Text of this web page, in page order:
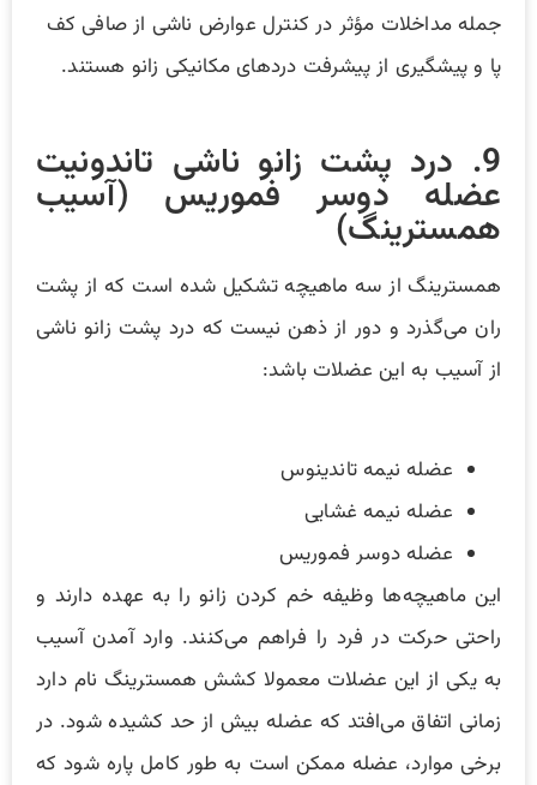
جمله مداخلات مؤثر در کنترل عوارض ناشی از صافی کف
پا و پیشگیری از پیشرفت دردهای مکانیکی زانو هستند.
9. درد پشت زانو ناشی تاندونیت
عضله دوسر فموریس (آسیب
همسترینگ)
همسترینگ از سه ماهیچه تشکیل شده است که از پشت
ران می‌گذرد و دور از ذهن نیست که درد پشت زانو ناشی
از آسیب به این عضلات باشد:
عضله نیمه تاندینوس
عضله نیمه غشایی
عضله دوسر فموریس
این ماهیچه‌ها وظیفه خم کردن زانو را به عهده دارند و
راحتی حرکت در فرد را فراهم می‌کنند. وارد آمدن آسیب
به یکی از این عضلات معمولا کشش همسترینگ نام دارد
زمانی اتفاق می‌افتد که عضله بیش از حد کشیده شود. در
برخی موارد، عضله ممکن است به طور کامل پاره شود که